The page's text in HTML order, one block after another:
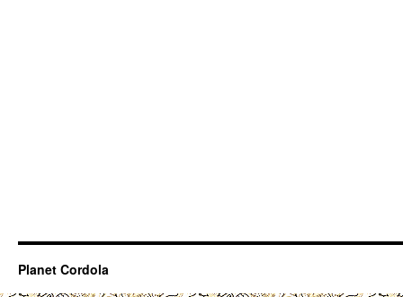
Planet Cordola